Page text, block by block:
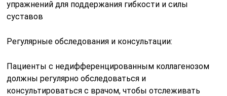
упражнений для поддержания гибкости и силы
суставов
Регулярные обследования и консультации:
Пациенты с недифференцированным коллагенозом
должны регулярно обследоваться и
консультироваться с врачом, чтобы отслеживать